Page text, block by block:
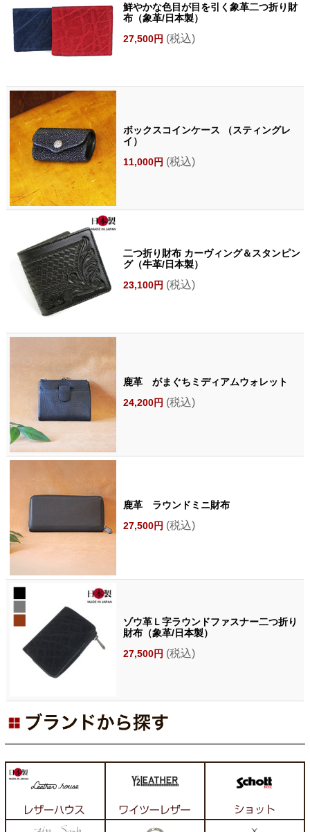
鮮やかな色目が目を引く象革二つ折り財
布（象革/日本製）
27,500円 (税込)
ボックスコインケース （スティングレ
イ）
11,000円 (税込)
二つ折り財布 カーヴィング＆スタンピン
グ（牛革/日本製）
23,100円 (税込)
鹿革 がまぐちミディアムウォレット
24,200円 (税込)
鹿革 ラウンドミニ財布
27,500円 (税込)
ゾウ革Ｌ字ラウンドファスナー二つ折り
財布（象革/日本製）
27,500円 (税込)